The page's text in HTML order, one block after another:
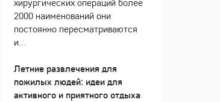
хирургических операций более
2000 наименований они
постоянно пересматриваются
и...
Летние развлечения для
пожилых людей: идеи для
активного и приятного отдыха